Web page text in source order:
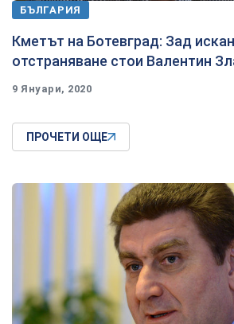
БЪЛГАРИЯ
Кметът на Ботевград: Зад
отстраняване стои Валентин
9 Януари, 2020
ПРОЧЕТИ ОЩЕ